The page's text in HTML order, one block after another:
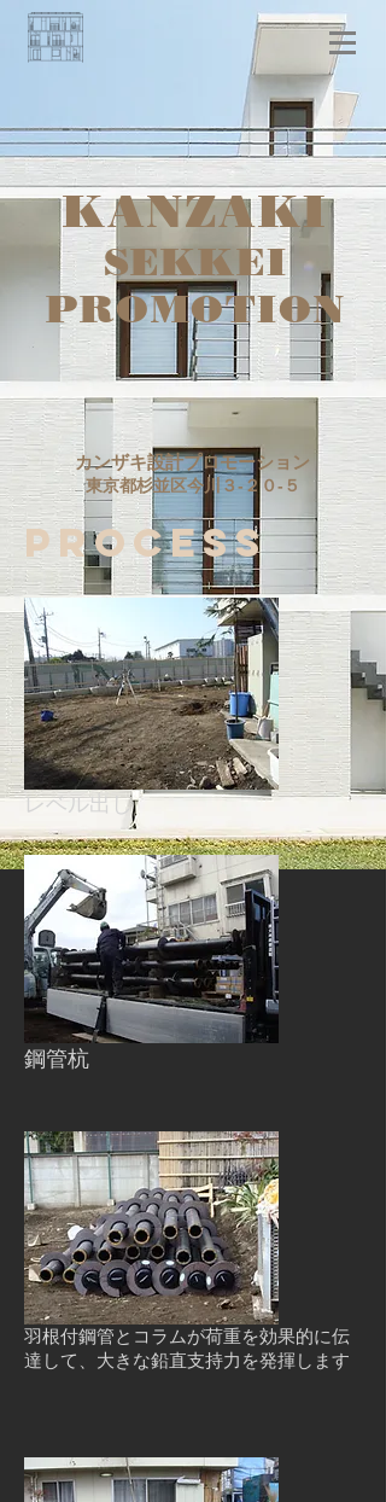
KANZAKI
SEKKEI​
PROMOTION
カンザキ設計プロモーション
東京都杉並区今川３‐２０‐５
process
レベル出し
鋼管杭
羽根付鋼管とコラムが荷重を効果的に伝
達して、大きな鉛直支持力を発揮します